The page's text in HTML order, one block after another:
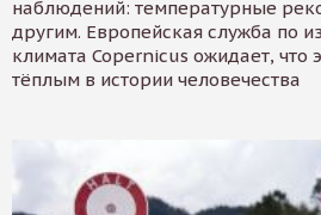
наблюдений: температурные
другим. Европейская служба по
климата Copernicus ожидает, что
тёплым в истории человечества